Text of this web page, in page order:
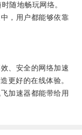
随地畅玩网络。
，用户都能够依靠
、安全的网络加速
更好的在线体验。
加速器都能带给用